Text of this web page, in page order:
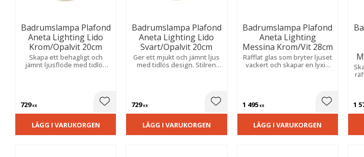
Badrumslampa Plafond
Aneta Lighting Lido
Krom/Opalvit 20cm
Skapa ett behagligt och
jämnt ljusflöde med tidlös
modern elegans i våtrum.
729KR Lägg till i favoriter
LÄGG I VARUKORGEN
Badrumslampa Plafond
Aneta Lighting Lido
Svart/Opalvit 20cm
Ger ett mjukt och jämnt ljus
med tidlös design. Stilren
729KR Lägg till i favoriter
LÄGG I VARUKORGEN
Badrumslampa Plafond
Aneta Lighting
Messina Krom/Vit 28cm
Räfflat glas som bryter ljuset
vackert och skapar en lyxig
1 495KR Lägg till i
LÄGG I VARUKORGEN
1